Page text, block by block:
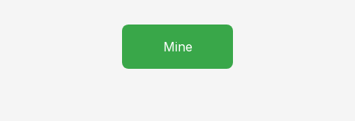
Mine